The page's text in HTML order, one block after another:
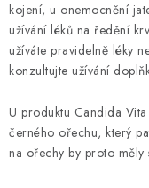
kojení, u onemocnění
užívání léků na ředění
užíváte pravidelně léky
konzultujte užívání
U produktu Candida
černého ořechu, který
na ořechy by proto měly